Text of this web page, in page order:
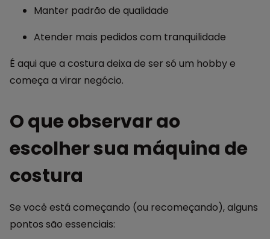
Manter padrão de qualidade
Atender mais pedidos com tranquilidade
É aqui que a costura deixa de ser só um hobby e
começa a virar negócio.
O que observar ao
escolher sua máquina de
costura
Se você está começando (ou recomeçando), alguns
pontos são essenciais: